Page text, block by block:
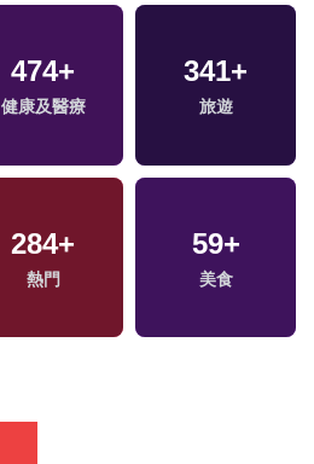
474+
健康及醫療
341+
旅遊
284+
熱門
59+
美食